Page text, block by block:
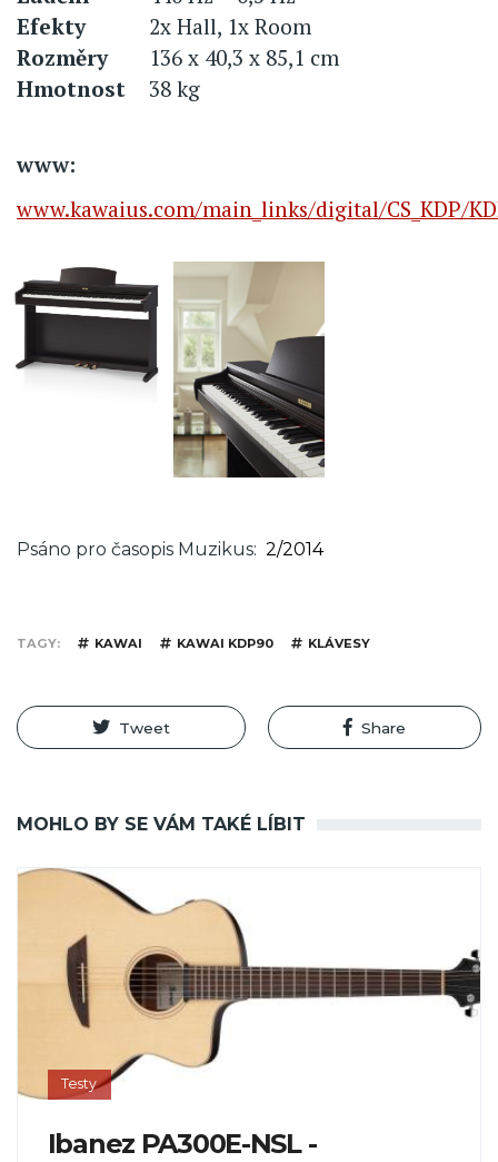
Efekty
2x Hall, 1x Room
Rozměry
136 x 40,3 x 85,1 cm
Hmotnost
38 kg
www:
www.kawaius.com/main_links/digital/CS_KDP/
Psáno pro časopis Muzikus 2/2014
TAGY KAWAI KAWAI KDP90 KLÁVESY
Tweet Share
MOHLO BY SE VÁM TAKÉ LÍBIT
Testy
Ibanez PA300E-NSL -